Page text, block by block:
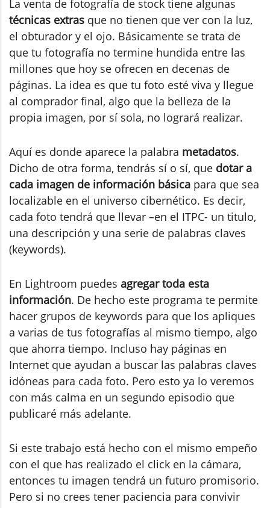
La venta de fotografía de stock tiene algunas
técnicas extras que no tienen que ver con la luz,
el obturador y el ojo. Básicamente se trata de
que tu fotografía no termine hundida entre las
millones que hoy se ofrecen en decenas de
páginas. La idea es que tu foto esté viva y llegue
al comprador final, algo que la belleza de la
propia imagen, por sí sola, no logrará realizar.
Aquí es donde aparece la palabra metadatos.
Dicho de otra forma, tendrás sí o sí, que dotar a
cada imagen de información básica para que sea
localizable en el universo cibernético. Es decir,
cada foto tendrá que llevar –en el ITPC- un titulo,
una descripción y una serie de palabras claves
(keywords).
En Lightroom puedes agregar toda esta
información. De hecho este programa te permite
hacer grupos de keywords para que los apliques
a varias de tus fotografías al mismo tiempo, algo
que ahorra tiempo. Incluso hay páginas en
Internet que ayudan a buscar las palabras claves
idóneas para cada foto. Pero esto ya lo veremos
con más calma en un segundo episodio que
publicaré más adelante.
Si este trabajo está hecho con el mismo empeño
con el que has realizado el click en la cámara,
entonces tu imagen tendrá un futuro promisorio.
Pero si no crees tener paciencia para convivir